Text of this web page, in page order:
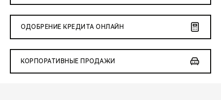
ОДОБРЕНИЕ КРЕДИТА ОНЛАЙН
КОРПОРАТИВНЫЕ ПРОДАЖИ